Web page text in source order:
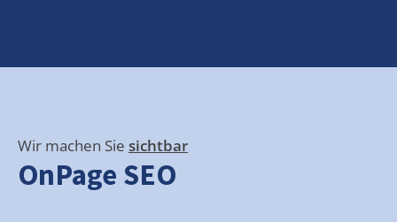
Wir machen Sie sichtbar
OnPage SEO